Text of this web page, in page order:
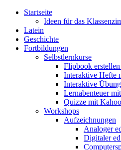
Startseite
Ideen für das
Latein
Geschichte
Fortbildungen
Selbstlernkurse
Flipbook
Interaktive Hefte
Interaktive
Lernabenteuer
Quizze mit
Workshops
Aufzeichnungen
Analoger
Digitaler